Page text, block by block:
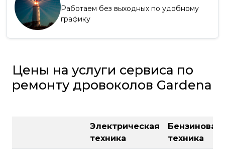
Работаем без выходных по удобному
графику
Цены на услуги сервиса по
ремонту дровоколов Gardena
Электрическая
техника
Бензиновая
техника